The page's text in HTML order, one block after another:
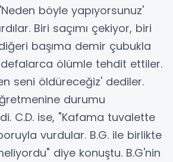
böyle yapıyorsunuz'
Biri saçımı çekiyor, biri
diğeri başıma demir çubukla
ölümle tehdit ettiler.
seni öldüreceğiz' dediler.
durumu
C.D. ise, "Kafama tuvalette
vurdular. B.G. ile birlikte
diye konuştu. B.G'nin